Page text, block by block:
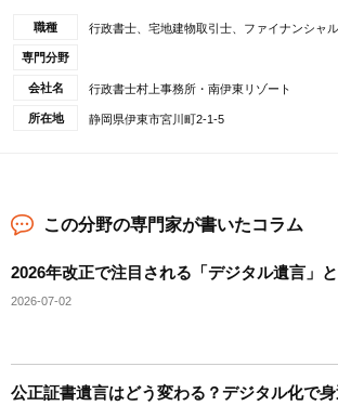
職種 行政書士、宅地建物取引士、ファイナンシャ
専門分野
会社名 行政書士村上事務所・南伊東リゾート
所在地 静岡県伊東市宮川町2-1-5
この分野の専門家が書いたコラム
2026年改正で注目される「デジタル遺言」
2026-07-02
公正証書遺言はどう変わる？デジタル化で